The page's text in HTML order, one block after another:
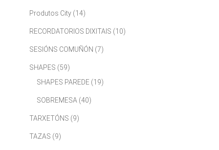
Produtos City (14)
RECORDATORIOS DIXITAIS (10)
SESIÓNS COMUÑÓN (7)
SHAPES (59)
SHAPES PAREDE (19)
SOBREMESA (40)
TARXETÓNS (9)
TAZAS (9)